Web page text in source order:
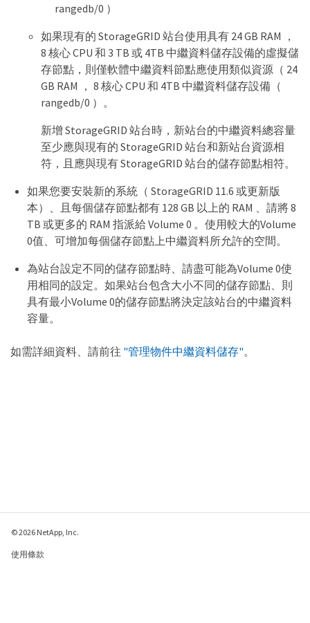
rangedb/0 ）
如果現有的 StorageGRID 站台使用具有 24 GB RAM ，
8 核心 CPU 和 3 TB 或 4TB 中繼資料儲存設備的虛擬儲
存節點，則僅軟體中繼資料節點應使用類似資源（ 24
GB RAM ， 8 核心 CPU 和 4TB 中繼資料儲存設備（
rangedb/0 ）。
新增 StorageGRID 站台時，新站台的中繼資料總容量
至少應與現有的 StorageGRID 站台和新站台資源相
符，且應與現有 StorageGRID 站台的儲存節點相符。
如果您要安裝新的系統（ StorageGRID 11.6 或更新版
本）、且每個儲存節點都有 128 GB 以上的 RAM 、請將 8
TB 或更多的 RAM 指派給 Volume 0 。使用較大的Volume
0值、可增加每個儲存節點上中繼資料所允許的空間。
為站台設定不同的儲存節點時、請盡可能為Volume 0使
用相同的設定。如果站台包含大小不同的儲存節點、則
具有最小Volume 0的儲存節點將決定該站台的中繼資料
容量。
如需詳細資料、請前往 "管理物件中繼資料儲存"。
© 2026 NetApp, Inc.
使用條款